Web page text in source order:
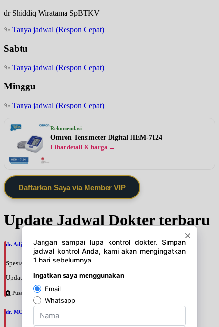
dr Shiddiq Wiratama SpBTKV
✨ Tanya jadwal (Respon Cepat)
Sabtu
✨ Tanya jadwal (Respon Cepat)
Minggu
✨ Tanya jadwal (Respon Cepat)
Rekomendasi
Omron Tensimeter Digital HEM-7124
Lihat detail & harga →
Daftarkan Saya via Member VIP
Update Jadwal Dokter terbaru
dr. Adji Suprajitno, SpPD
Spesialis: Penyakit Dalam
Update terakhir: 2026-08-07 20:37:59
Pusat Pertamina
dr. MOCHAMAD PASHA, SpPD